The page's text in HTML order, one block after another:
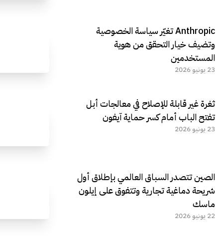
Anthropic تغيّر سياسة الخصوصية
وتضيف خيار التحقق من هوية
المستخدمين
23 يونيو 2026
ثغرة غير قابلة للإصلاح في معالجات أبل
تفتح الباب أمام كسر حماية آيفون
23 يونيو 2026
الصين تتصدر السباق العالمي بإطلاق أول
شريحة دماغية تجارية وتتفوق على إيلون
ماسك
22 يونيو 2026